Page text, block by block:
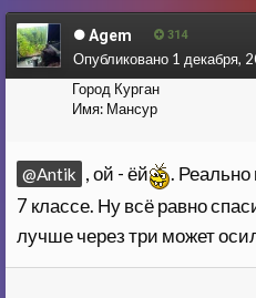
Agem 314
Город Курган
Имя: Мансур
Опубликовано 1 декабря,
@Antik , ой - ёй
. Реально
7 классе. Ну всё равно
лучше через три может